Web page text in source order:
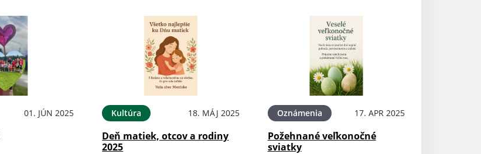
01. JÚN 2025 Kultúra 18. MÁJ 2025
Deň matiek, otcov a rodiny
2025
Oznámenia 17. APR 2025
Požehnané veľkonočné
sviatky